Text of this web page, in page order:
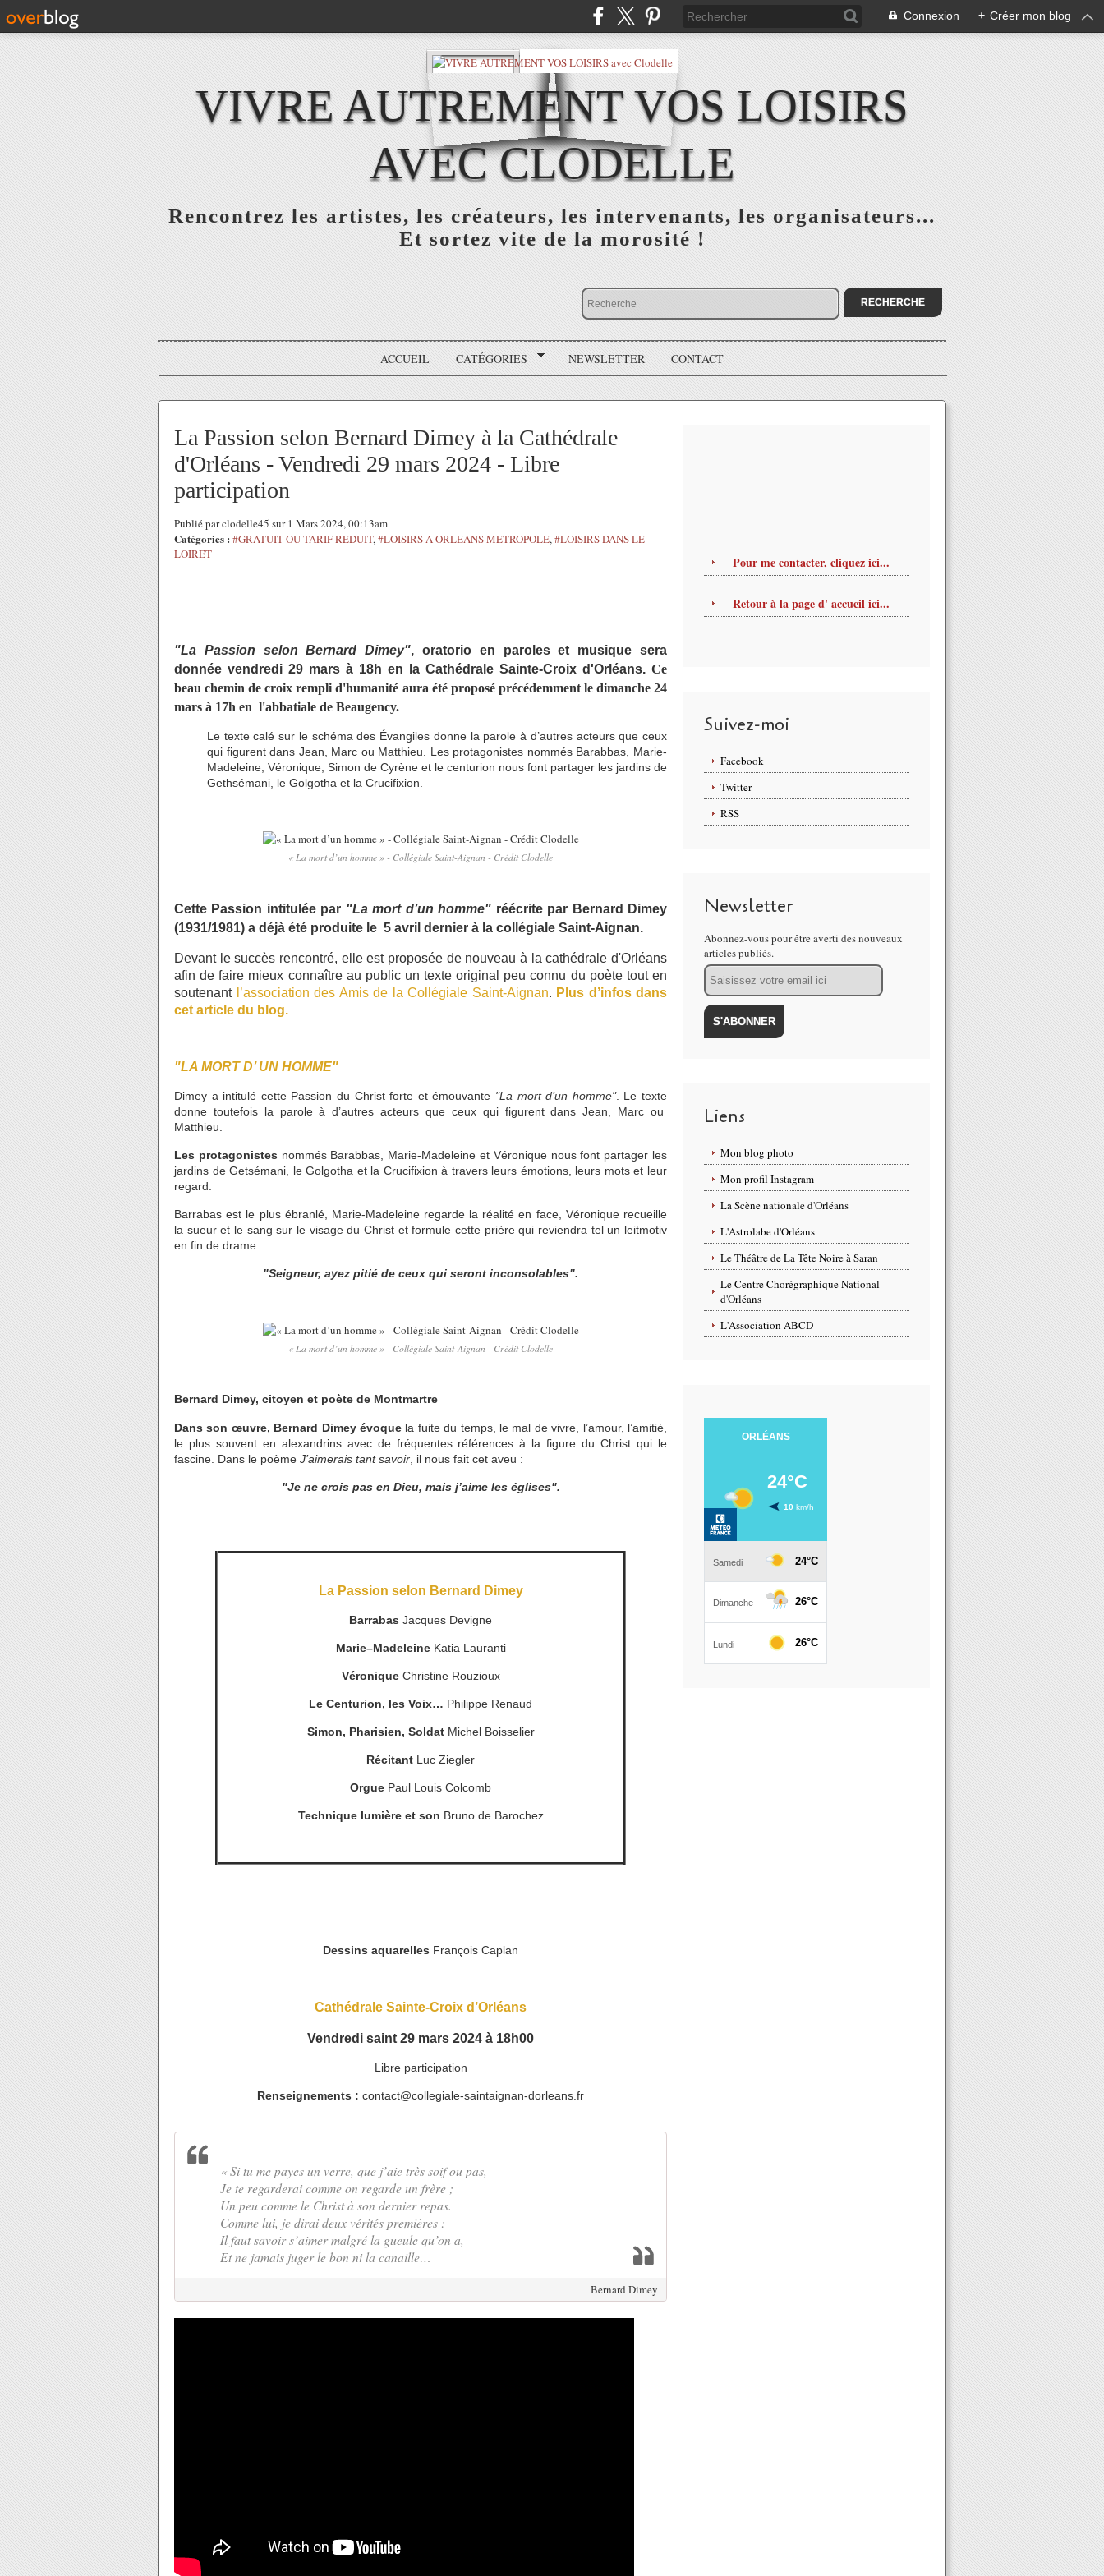
Connexion + Créer mon blog
VIVRE AUTREMENT VOS LOISIRS
AVEC CLODELLE
Rencontrez les artistes, les créateurs, les intervenants, les organisateurs...
Et sortez vite de la morosité !
ACCUEIL CATÉGORIES NEWSLETTER CONTACT
La Passion selon Bernard Dimey à la Cathédrale
d'Orléans - Vendredi 29 mars 2024 - Libre
participation
Publié par clodelle45 sur 1 Mars 2024, 00:13am
Catégories : #GRATUIT OU TARIF REDUIT,#LOISIRS A ORLEANS METROPOLE,#LOISIRS DANS LE
LOIRET
"La Passion selon Bernard Dimey", oratorio en paroles et musique sera
donnée vendredi 29 mars à 18h en la Cathédrale Sainte-Croix d'Orléans. Ce
beau chemin de croix rempli d'humanité aura été proposé précédemment le dimanche 24
mars à 17h en l'abbatiale de Beaugency.
Le texte calé sur le schéma des Évangiles donne la parole à d’autres acteurs que ceux
qui figurent dans Jean, Marc ou Matthieu. Les protagonistes nommés Barabbas, Marie-
Madeleine, Véronique, Simon de Cyrène et le centurion nous font partager les jardins de
Gethsémani, le Golgotha et la Crucifixion.
« La mort d’un homme » - Collégiale Saint-Aignan - Crédit Clodelle
Cette Passion intitulée par "La mort d’un homme" réécrite par Bernard Dimey
(1931/1981) a déjà été produite le 5 avril dernier à la collégiale Saint-Aignan.
Devant le succès rencontré, elle est proposée de nouveau à la cathédrale d'Orléans
afin de faire mieux connaître au public un texte original peu connu du poète tout en
soutenant l’association des Amis de la Collégiale Saint-Aignan. Plus d’infos dans
cet article du blog.
"LA MORT D’ UN HOMME"
Dimey a intitulé cette Passion du Christ forte et émouvante "La mort d’un homme". Le texte
donne toutefois la parole à d’autres acteurs que ceux qui figurent dans Jean, Marc ou
Matthieu.
Les protagonistes nommés Barabbas, Marie-Madeleine et Véronique nous font partager les
jardins de Getsémani, le Golgotha et la Crucifixion à travers leurs émotions, leurs mots et leur
regard.
Barrabas est le plus ébranlé, Marie-Madeleine regarde la réalité en face, Véronique recueille
la sueur et le sang sur le visage du Christ et formule cette prière qui reviendra tel un leitmotiv
en fin de drame :
"Seigneur, ayez pitié de ceux qui seront inconsolables".
« La mort d’un homme » - Collégiale Saint-Aignan - Crédit Clodelle
Bernard Dimey, citoyen et poète de Montmartre
Dans son œuvre, Bernard Dimey évoque la fuite du temps, le mal de vivre, l’amour, l’amitié,
le plus souvent en alexandrins avec de fréquentes références à la figure du Christ qui le
fascine. Dans le poème J’aimerais tant savoir , il nous fait cet aveu :
"Je ne crois pas en Dieu, mais j’aime les églises".
La Passion selon Bernard Dimey
Barrabas Jacques Devigne
Marie–MadeleineKatia Lauranti
VéroniqueChristine Rouzioux
Le Centurion, les Voix… Philippe Renaud
Simon, Pharisien, SoldatMichel Boisselier
Récitant Luc Ziegler
Orgue Paul Louis Colcomb
Technique lumière et son Bruno de Barochez
Dessins aquarelles François Caplan
Cathédrale Sainte-Croix d’Orléans
Vendredi saint 29 mars 2024 à 18h00
Libre participation
Renseignements : contact@collegiale-saintaignan-dorleans.fr
« Si tu me payes un verre, que j’aie très soif ou pas,
Je te regarderai comme on regarde un frère ;
Un peu comme le Christ à son dernier repas.
Comme lui, je dirai deux vérités premières :
Il faut savoir s’aimer malgré la gueule qu’on a,
Et ne jamais juger le bon ni la canaille…
Bernard Dimey
Pour me contacter, cliquez ici...
Retour à la page d' accueil ici...
Suivez-moi
Facebook
Twitter
RSS
Newsletter
Abonnez-vous pour être averti des nouveaux
articles publiés.
Email
Liens
Mon blog photo
Mon profil Instagram
La Scène nationale d'Orléans
L'Astrolabe d'Orléans
Le Théâtre de La Tête Noire à Saran
Le Centre Chorégraphique National
d'Orléans
L'Association ABCD